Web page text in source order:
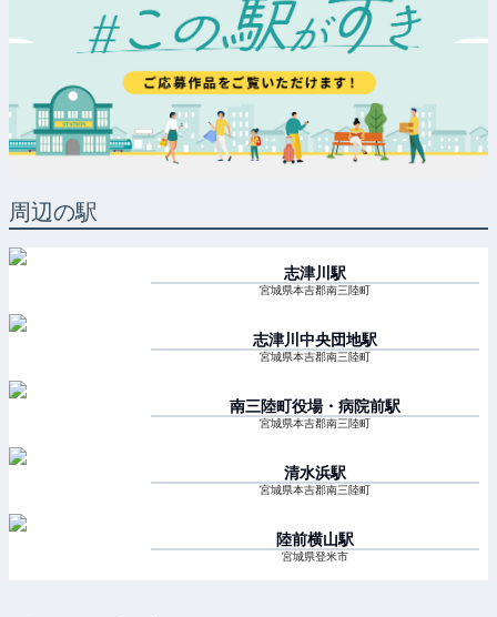
周辺の駅
志津川 駅
宮城県本吉郡南三陸町
志津川中央団地駅
宮城県本吉郡南三陸町
南三陸町役場・病院前駅
宮城県本吉郡南三陸町
清水浜駅
宮城県本吉郡南三陸町
陸前横山駅
宮城県登米市